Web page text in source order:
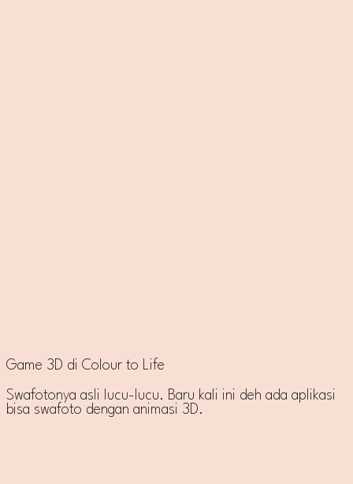
Game 3D di Colour to Life
Swafotonya asli lucu-lucu. Baru kali ini deh ada aplikasi
bisa swafoto dengan animasi 3D.